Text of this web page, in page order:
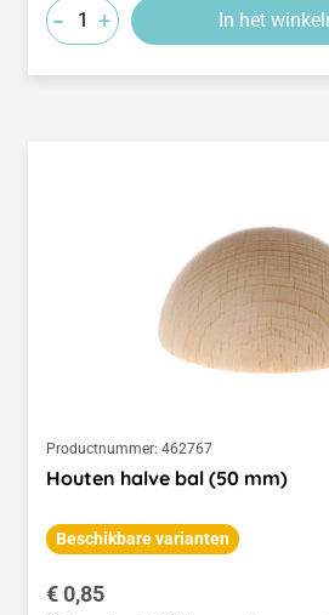
- + In het
Productnummer: 462767
Houten halve bal (50 mm)
Beschikbare varianten
Normale prijs:
€ 0,85